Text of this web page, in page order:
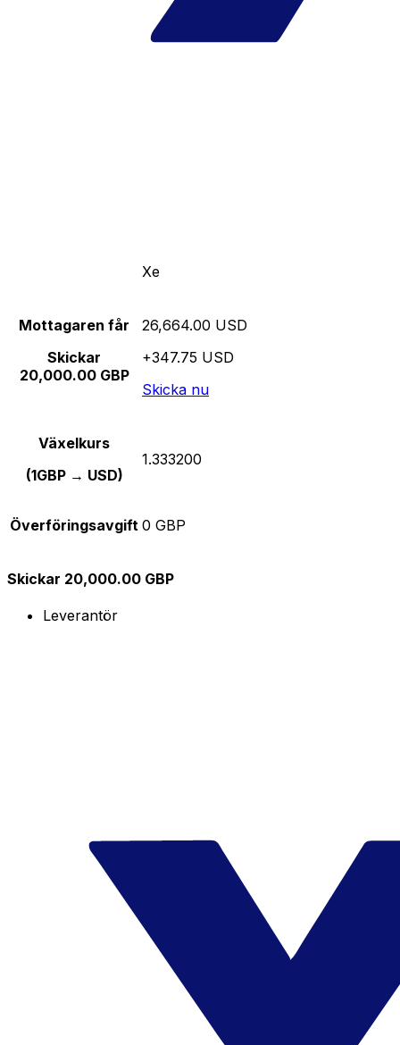
Xe
Mottagaren får
Skickar
20,000.00 GBP
26,664.00 USD
+347.75 USD
Skicka nu
Växelkurs
(1GBP → USD)
1.333200
Överföringsavgift 0 GBP
Skickar 20,000.00 GBP
Leverantör